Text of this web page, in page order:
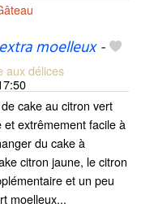
moelleux-
aux délices
cake au citron vert
et extrêmement facile à
du cake à
citron jaune, le citron
et un peu
moelleux...